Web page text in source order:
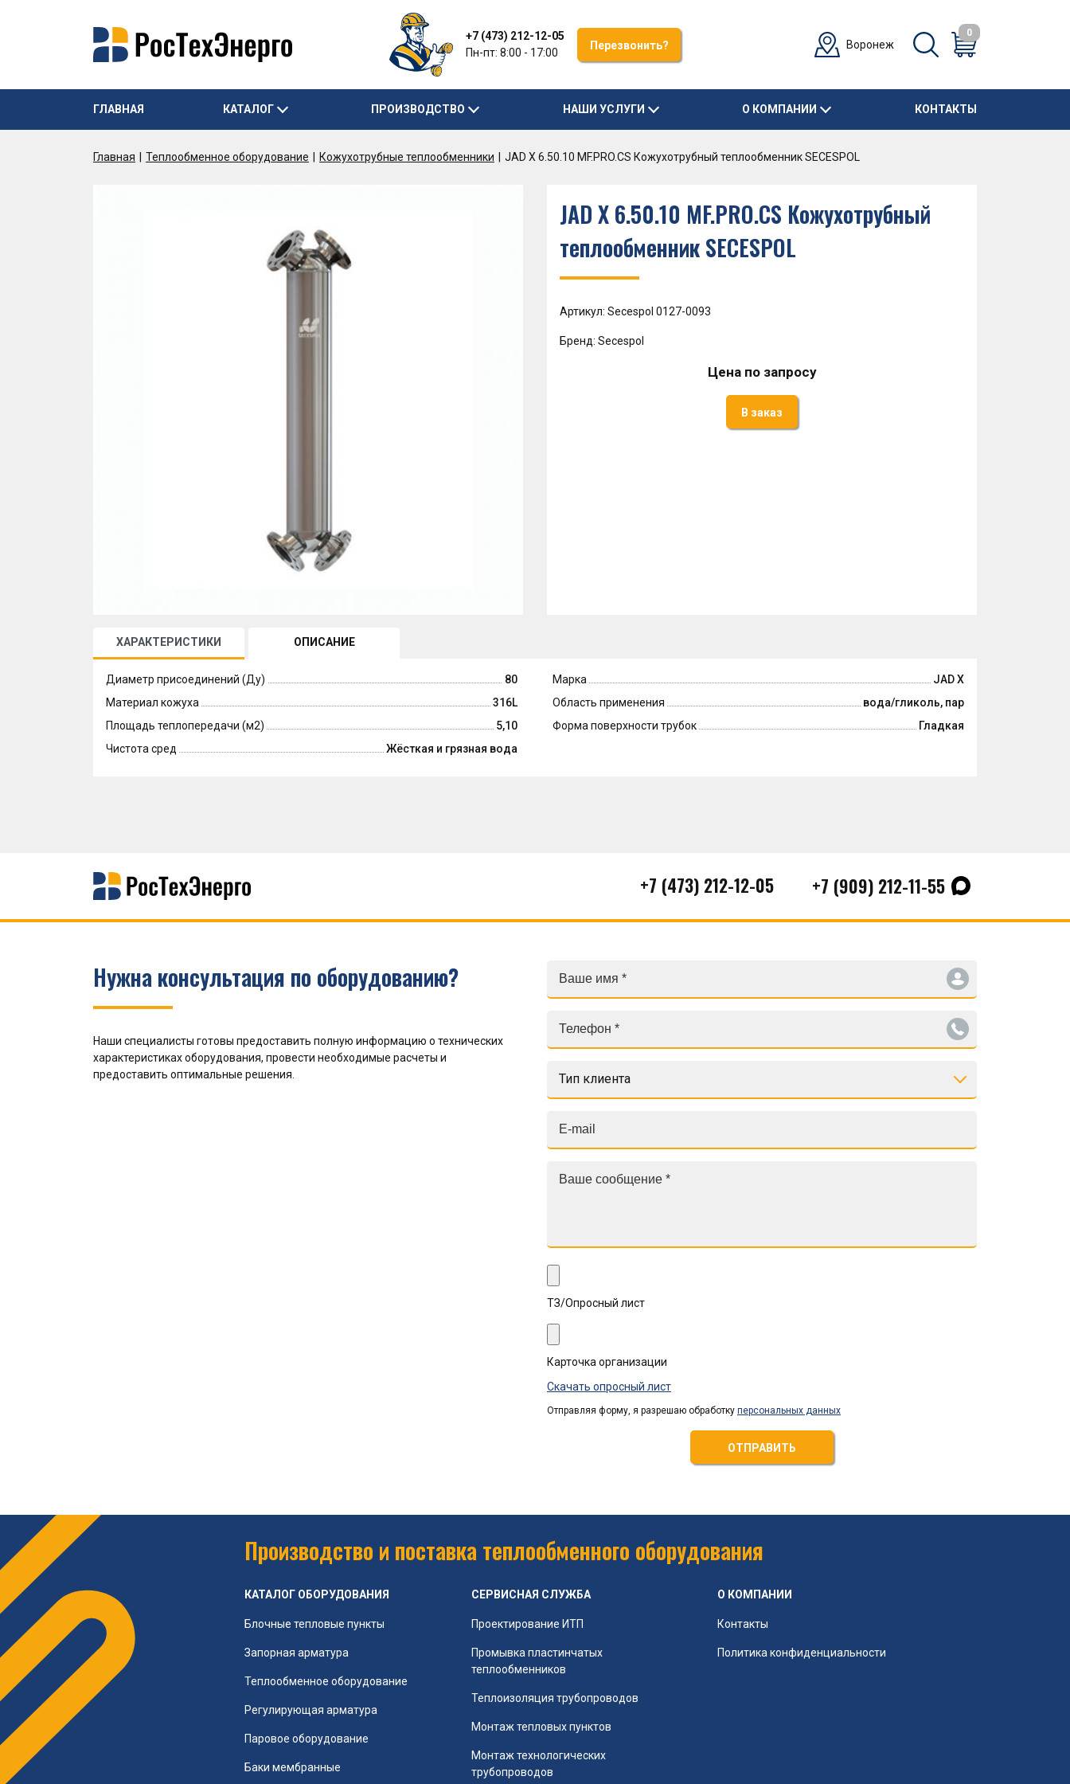
+7 (473) 212-12-05
Пн-пт: 8:00 - 17:00
Перезвонить? Воронеж
0
ГЛАВНАЯ КАТАЛОГ ПРОИЗВОДСТВО НАШИ УСЛУГИ О КОМПАНИИ КОНТАКТЫ
Главная Теплообменное оборудование Кожухотрубные теплообменники JAD X 6.50.10 MF.PRO.CS Кожухотрубный теплообменник SECESPOL
JAD X 6.50.10 MF.PRO.CS Кожухотрубный
теплообменник SECESPOL
Артикул: Secespol 0127-0093
Бренд: Secespol
Цена по запросу
В заказ
ХАРАКТЕРИСТИКИ ОПИСАНИЕ
Диаметр присоединений (Ду) 80 Марка
JAD X
Материал кожуха
316L Область применения
вода/гликоль, пар
Площадь теплопередачи (м2)
5,10 Форма поверхности трубок
Гладкая
Чистота сред
Жёсткая и грязная вода
+7 (473) 212-12-05 +7 (909) 212-11-55
Нужна консультация по оборудованию?
Наши специалисты готовы предоставить полную информацию о технических
характеристиках оборудования, провести необходимые расчеты и
предоставить оптимальные решения.
Тип клиента
ТЗ/Опросный лист
Карточка организации
Скачать опросный лист
Отправляя форму, я разрешаю обработку персональных данных
ОТПРАВИТЬ
Производство и поставка теплообменного оборудования
КАТАЛОГ ОБОРУДОВАНИЯ
Блочные тепловые пункты
Запорная арматура
Теплообменное оборудование
Регулирующая арматура
Паровое оборудование
Баки мембранные
СЕРВИСНАЯ СЛУЖБА
Проектирование ИТП
Промывка пластинчатых
теплообменников
Теплоизоляция трубопроводов
Монтаж тепловых пунктов
Монтаж технологических
трубопроводов
О КОМПАНИИ
Контакты
Политика конфиденциальности